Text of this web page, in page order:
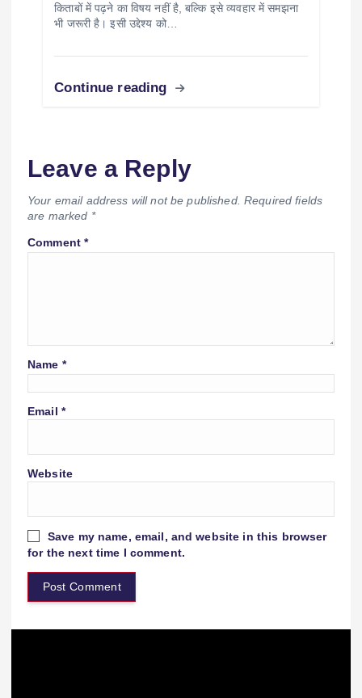
किताबों में पढ़ने का विषय नहीं है, बल्कि इसे व्यवहार में समझना
भी जरूरी है। इसी उद्देश्य को…
Continue reading
Leave a Reply
Your email address will not be published. Required fields
are marked *
Comment*
Name *
Email *
Website
Save my name, email, and website in this browser
for the next time I comment.